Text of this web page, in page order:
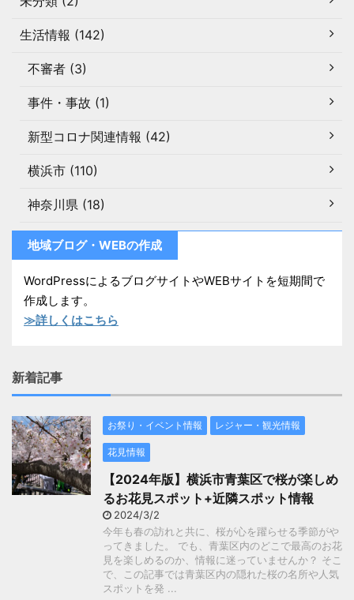
生活情報 (142)
不審者 (3)
事件・事故 (1)
新型コロナ関連情報 (42)
横浜市 (110)
神奈川県 (18)
地域ブログ・WEBの作成
WordPressによるブログサイトやWEBサイトを短期間で
作成します。
≫詳しくはこちら
新着記事
お祭り・イベント情報 レジャー・観光情報
花見情報
【2024年版】横浜市青葉区で桜が楽しめ
るお花見スポット+近隣スポット情報
2024/3/2
今年も春の訪れと共に、桜が心を躍らせる季節がや
ってきました。 でも、青葉区内のどこで最高のお花
見を楽しめるのか、情報に迷っていませんか？ そこ
で、この記事では青葉区内の隠れた桜の名所や人気
スポットを発 ...